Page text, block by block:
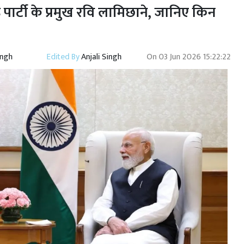
के प्रमुख रवि लामिछाने, जानिए किन
Edited ByAnjali Singh On03 Jun 2026 15:22:22